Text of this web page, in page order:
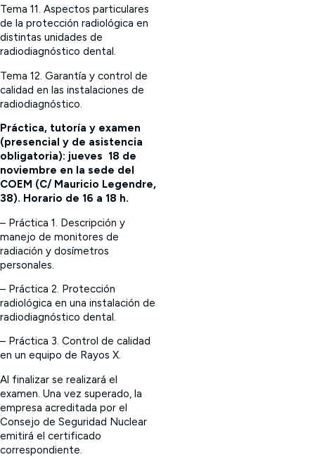
Tema 11. Aspectos particulares
de la protección radiológica en
distintas unidades de
radiodiagnóstico dental.
Tema 12. Garantía y control de
calidad en las instalaciones de
radiodiagnóstico.
Práctica, tutoría y examen
(presencial y de asistencia
obligatoria): jueves 18 de
noviembre en la sede del
COEM (C/ Mauricio Legendre,
38). Horario de 16 a 18 h.
– Práctica 1. Descripción y
manejo de monitores de
radiación y dosímetros
personales.
– Práctica 2. Protección
radiológica en una instalación de
radiodiagnóstico dental.
– Práctica 3. Control de calidad
en un equipo de Rayos X.
Al finalizar se realizará el
examen. Una vez superado, la
empresa acreditada por el
Consejo de Seguridad Nuclear
emitirá el certificado
correspondiente.